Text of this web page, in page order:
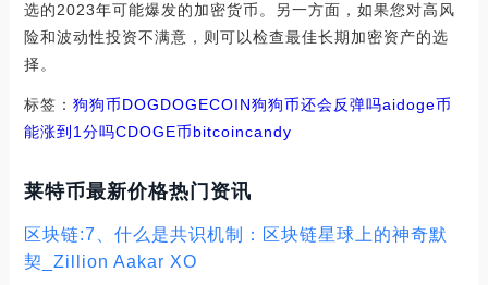
选的2023年可能爆发的加密货币。另一方面，如果您对高风
险和波动性投资不满意，则可以检查最佳长期加密资产的选
择。
标签： 狗狗币DOGDOGECOIN狗狗币还会反弹吗aidoge币
能涨到1分吗CDOGE币bitcoincandy
莱特币最新价格热门资讯
区块链:7、什么是共识机制：区块链星球上的神奇默
契_Zillion Aakar XO